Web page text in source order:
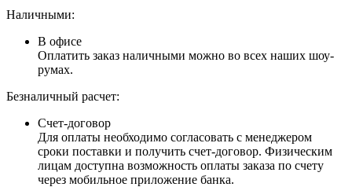
Наличными:
В офисе
Оплатить заказ наличными можно во всех наших шоу-
румах.
Безналичный расчет:
Счет-договор
Для оплаты необходимо согласовать с менеджером
сроки поставки и получить счет-договор. Физическим
лицам доступна возможность оплаты заказа по счету
через мобильное приложение банка.